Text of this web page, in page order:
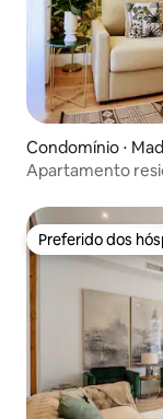
Condomínio ⋅
Apartamento
Preferido dos
Preferido dos